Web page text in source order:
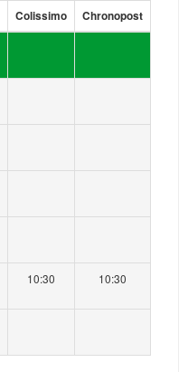
Colissimo Chronopost
10:30 10:30